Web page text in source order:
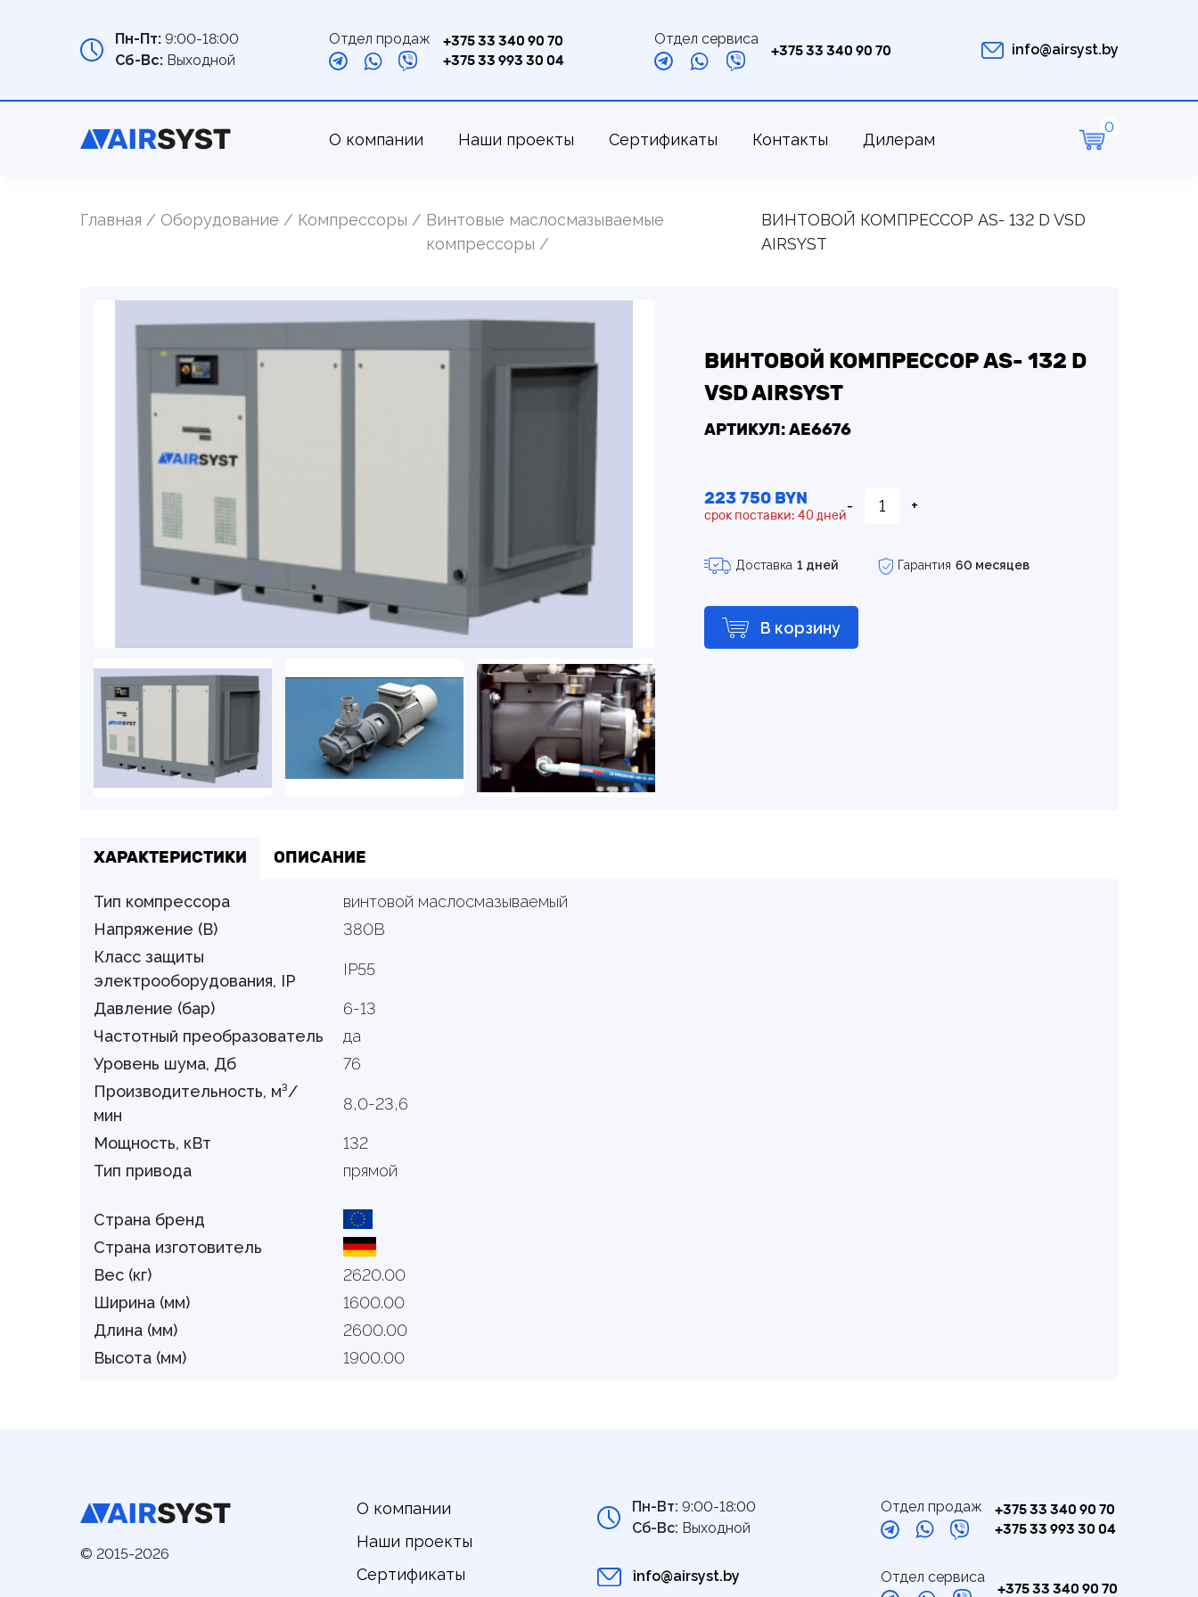
Пн-Пт:9:00-18:00
Сб-Вс:Выходной
Отдел продаж
+375 33 340 90 70
+375 33 993 30 04
Отдел сервиса
+375 33 340 90 70 info@airsyst.by
О компании Наши проекты Сертификаты Контакты Дилерам
Главная Оборудование Компрессоры
Винтовые маслосмазываемые
компрессоры
ВИНТОВОЙ КОМПРЕССОР AS- 132 D VSD
AIRSYST
ВИНТОВОЙ КОМПРЕССОР AS- 132 D
VSD AIRSYST
АРТИКУЛ: AE6676
223 750 BYN
срок поставки: 40 дней
- +
Доставка 1 дней Гарантия 60 месяцев
В корзину
ХАРАКТЕРИСТИКИ ОПИСАНИЕ
Тип компрессора
винтовой маслосмазываемый
Напряжение (В)
380В
Класс защиты
электрооборудования, IP
IP55
Давление (бар)
6-13
Частотный преобразователь
да
Уровень шума, Дб
76
Производительность, м³/
мин
8,0-23,6
Мощность, кВт
132
Тип привода
прямой
Страна бренд
Страна изготовитель
Вес (кг)
2620.00
Ширина (мм)
1600.00
Длина (мм)
2600.00
Высота (мм)
1900.00
© 2015-2026
О компании
Наши проекты
Сертификаты
Пн-Вт: 9:00-18:00
Сб-Вс: Выходной
info@airsyst.by
Отдел продаж
+375 33 340 90 70
+375 33 993 30 04
Отдел сервиса
+375 33 340 90 70